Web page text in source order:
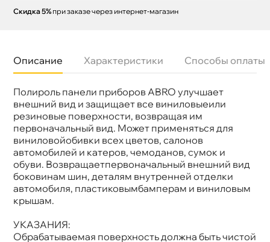
Скидка 5% при заказе через интернет-магазин
Описание Характеристики Способы оплаты
Полироль панели приборов ABRO улучшает
нешний вид и защищает все виниловыеили
резиновые поверхности, возвращая им
первоначальный вид. Может применяться для
иниловойобивки всех цветов, салоно
автомобилей и катеров, чемоданов, сумок и
обуви. Возвращаетпервоначальный внешний вид
оковинам шин, деталям внутренней отделки
автомобиля, пластиковымбамперам и виниловым
крышам.
УКАЗАНИЯ:
Обрабатываемая поверхность должна быть чистой
Бренд
ABRO
Артикул
DP633VA